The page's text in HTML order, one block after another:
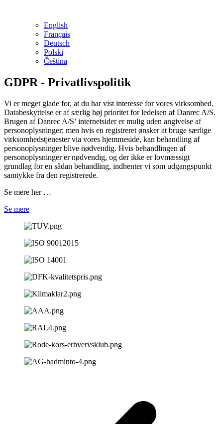
English
Français
Deutsch
Polski
Čeština
GDPR - Privatlivspolitik
Vi er meget glade for, at du har vist interesse for vores virksomhed.
Databeskyttelse er af særlig høj prioritet for ledelsen af Danrec A/S.
Brugen af Danrec A/S’ internetsider er mulig uden angivelse af
personoplysninger; men hvis en registreret ønsker at bruge særlige
virksomhedstjenester via vores hjemmeside, kan behandling af
personoplysninger blive nødvendig. Hvis behandlingen af
personoplysninger er nødvendig, og der ikke er lovmæssigt
grundlag for en sådan behandling, indhenter vi som udgangspunkt
samtykke fra den registrerede.
Se mere her …
Se mere